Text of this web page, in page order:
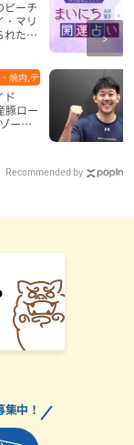
ビーチ
・マリ
れた想
ド
豚ロー
ート
焼肉,テレビ,ホテル,地域,本島
Recommended by
中！